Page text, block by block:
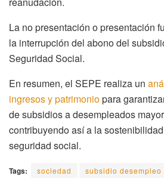
La no presentación o presentación
la interrupción del abono del
Seguridad Social.
En resumen, el SEPE realiza un
ingresos y patrimoniopara
de subsidios a desempleados
contribuyendo así a la
seguridad social.
Tags: sociedad subsidio desempleo